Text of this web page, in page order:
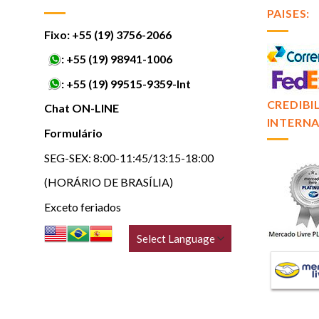
Fixo: +55 (19) 3756-2066
: +55 (19) 98941-1006
: +55 (19) 99515-9359-Int
Chat ON-LINE
Formulário
SEG-SEX: 8:00-11:45/13:15-18:00
(HORÁRIO DE BRASÍLIA)
Exceto feriados
PAISES: